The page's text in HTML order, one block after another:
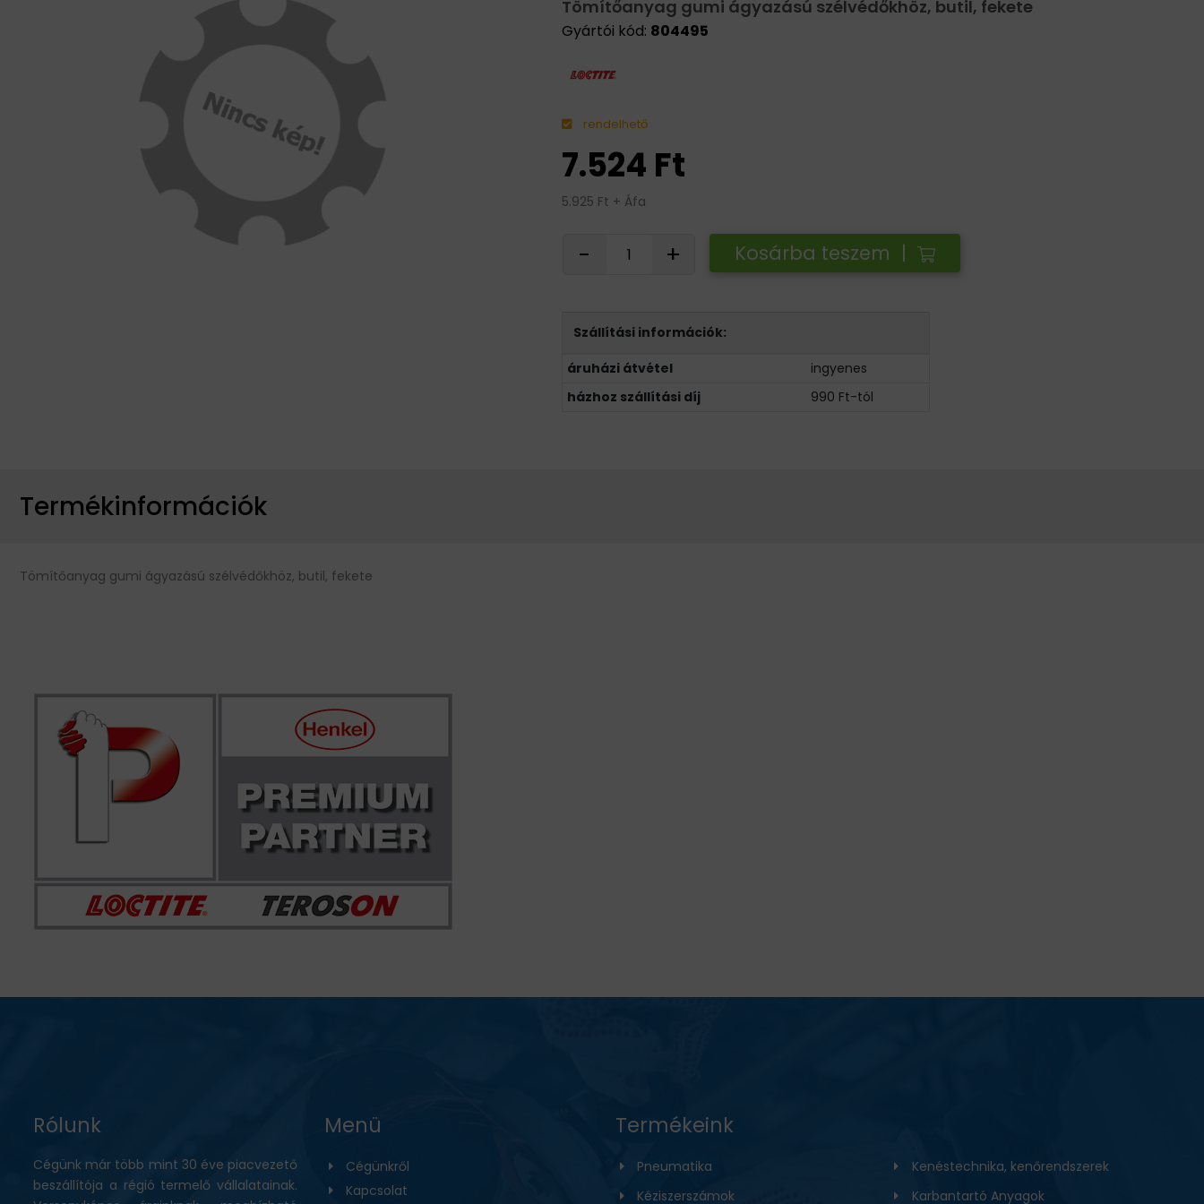
Tömítőanyag gumi ágyazású szélvédőkhöz, butil, fekete
Gyártói kód: 804495
rendelhető
7.524 Ft
5.925 Ft + Áfa
- + Kosárba teszem |
Szállítási információk:
áruházi átvétel
ingyenes
házhoz szállítási díj
990 Ft-tól
Termékinformációk
Tömítőanyag gumi ágyazású szélvédőkhöz, butil, fekete
Rólunk
Cégünk már több mint 30 éve piacvezető
beszállítója a régió termelő vállalatainak.
Menü
Cégünkről
Kapcsolat
Termékeink
Pneumatika
Kéziszerszámok
Kenéstechnika, kenőrendszerek
Karbantartó Anyagok